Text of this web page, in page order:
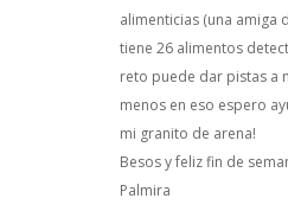
alimenticias (una amiga
tiene 26 alimentos
reto puede dar pistas a
menos en eso espero
mi granito de arena!
Besos y feliz fin de
Palmira